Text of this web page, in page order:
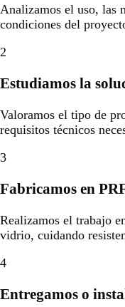
Analizamos el uso, las
condiciones del
2
Estudiamos la
Valoramos el tipo de
requisitos técnicos
3
Fabricamos en
Realizamos el trabajo
vidrio, cuidando
4
Entregamos o